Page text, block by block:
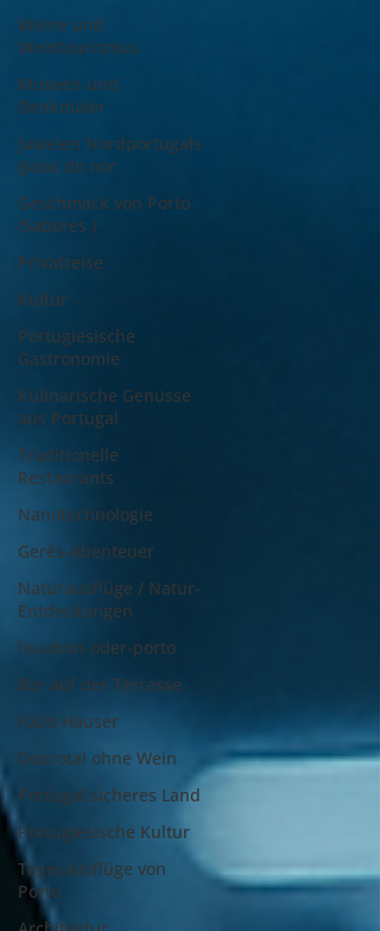
Weine und
Weintourismus
Museen und
Denkmäler
Juwelen Nordportugals
(Joias do nor
Geschmack von Porto
(Sabores )
Privatreise
Kultur
Portugiesische
Gastronomie
Kulinarische Genüsse
aus Portugal
Traditionelle
Restaurants
Nanotechnologie
Gerês-Abenteuer
Naturausflüge / Natur-
Entdeckungen
lissabon-oder-porto
Bar auf der Terrasse
Fado-Häuser
Dourotal ohne Wein
Portugal sicheres Land
Portugiesische Kultur
Tagesausflüge von
Porto